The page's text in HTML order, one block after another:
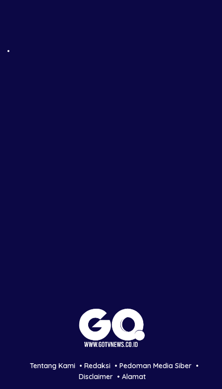
Tentang Kami Redaksi
Pedoman Media Siber
Disclaimer
Alamat